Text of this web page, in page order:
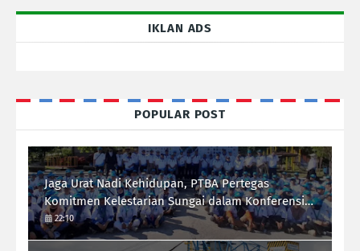
IKLAN ADS
POPULAR POST
Jaga Urat Nadi Kehidupan, PTBA Pertegas
Komitmen Kelestarian Sungai dalam Konferensi
Sungai Indonesia 2026
22:10